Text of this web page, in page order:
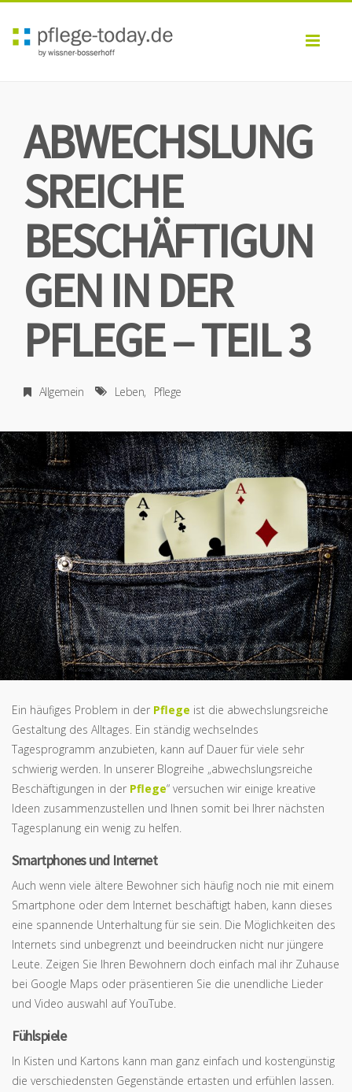
ABWECHSLUNG
SREICHE
BESCHÄFTIGUN
GEN IN DER
PFLEGE – TEIL 3
Allgemein Leben Pflege
Ein häufiges Problem in der Pflege ist die abwechslungsreiche
Gestaltung des Alltages. Ein ständig wechselndes
Tagesprogramm anzubieten, kann auf Dauer für viele sehr
schwierig werden. In unserer Blogreihe „abwechslungsreiche
Beschäftigungen in der Pflege“ versuchen wir einige kreative
Ideen zusammenzustellen und Ihnen somit bei Ihrer nächsten
Tagesplanung ein wenig zu helfen.
Smartphones und Internet
Auch wenn viele ältere Bewohner sich häufig noch nie mit einem
Smartphone oder dem Internet beschäftigt haben, kann dieses
eine spannende Unterhaltung für sie sein. Die Möglichkeiten des
Internets sind unbegrenzt und beeindrucken nicht nur jüngere
Leute. Zeigen Sie Ihren Bewohnern doch einfach mal ihr Zuhause
bei Google Maps oder präsentieren Sie die unendliche Lieder
und Video auswahl auf YouTube.
Fühlspiele
In Kisten und Kartons kann man ganz einfach und kostengünstig
die verschiedensten Gegenstände ertasten und erfühlen lassen.